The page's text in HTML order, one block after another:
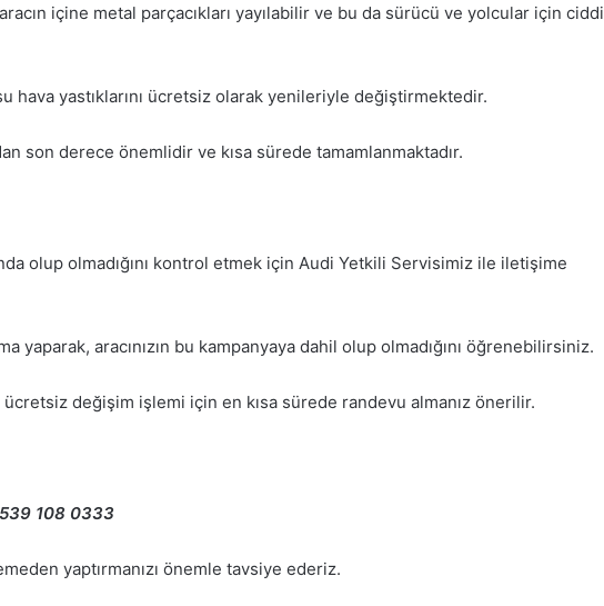
içine metal parçacıkları yayılabilir ve bu da sürücü ve yolcular için ciddi
hava yastıklarını ücretsiz olarak yenileriyle değiştirmektedir.
son derece önemlidir ve kısa sürede tamamlanmaktadır.
olup olmadığını kontrol etmek için Audi Yetkili Servisimiz ile iletişime
yaparak, aracınızın bu kampanyaya dahil olup olmadığını öğrenebilirsiniz.
ücretsiz değişim işlemi için en kısa sürede randevu almanız önerilir.
108 0333
yaptırmanızı önemle tavsiye ederiz.